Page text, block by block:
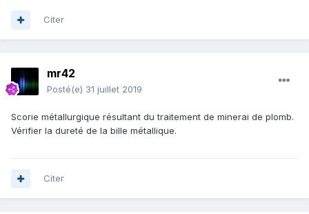
Citer
mr42
Posté(e) 31 juillet 2019
Scorie métallurgique résultant du traitement de minerai de plomb.
Vérifier la dureté de la bille métallique.
Citer